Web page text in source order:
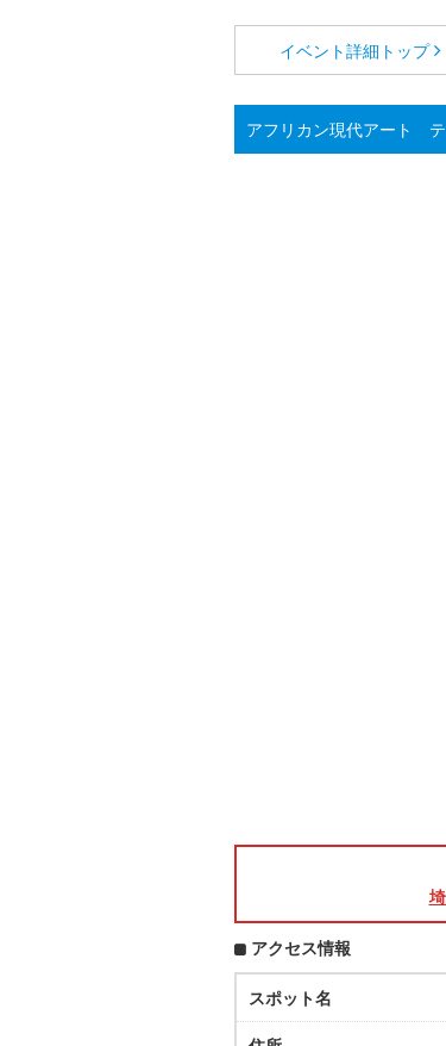
イベント詳細 トップ
アフリカン現代アート テ
アクセス情報
スポット名